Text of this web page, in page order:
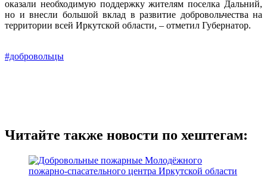
оказали необходимую поддержку жителям поселка Дальний,
но и внесли большой вклад в развитие добровольчества на
территории всей Иркутской области, – отметил Губернатор.
#добровольцы
Читайте также новости по хештегам: